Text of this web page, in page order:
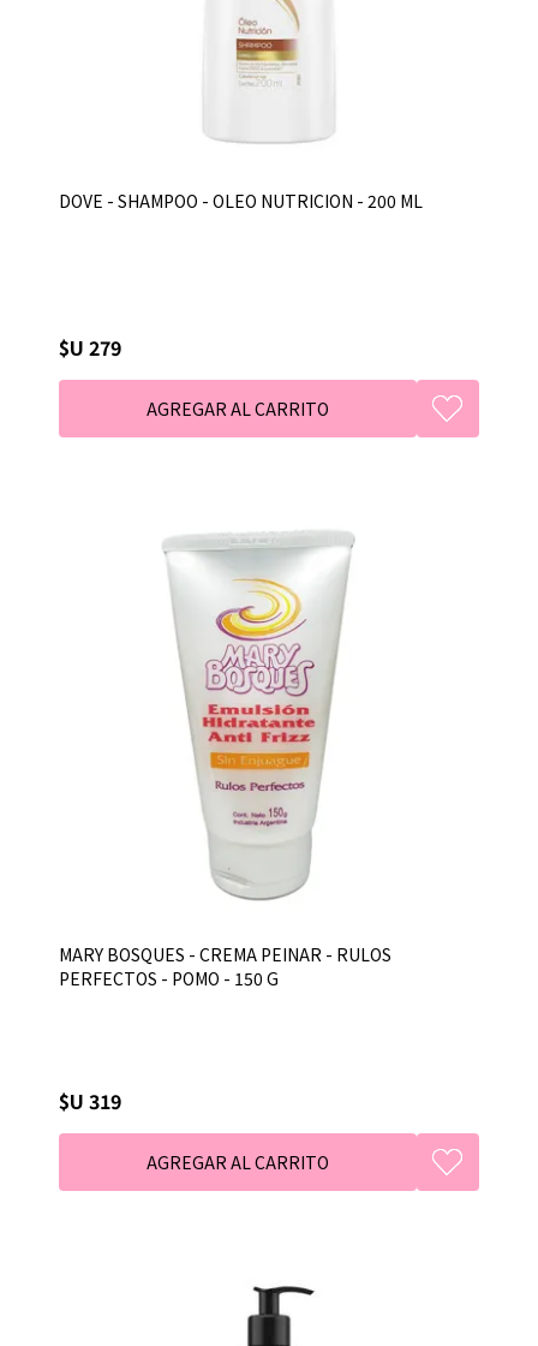
DOVE - SHAMPOO - OLEO NUTRICION - 200 ML
$U 279
MARY BOSQUES - CREMA PEINAR - RULOS
PERFECTOS - POMO - 150 G
$U 319